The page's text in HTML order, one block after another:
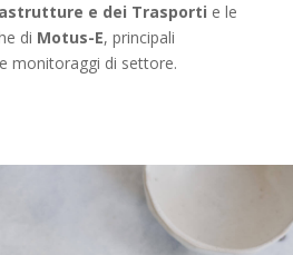
e dei Trasporti e le
di Motus-E, principali
monitoraggi di settore.